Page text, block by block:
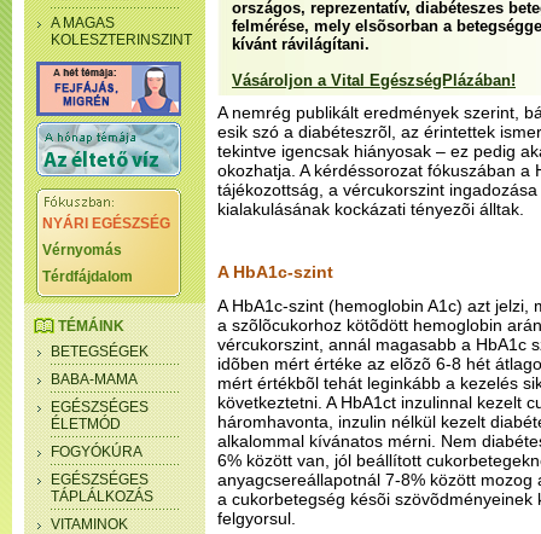
A MAGAS
KOLESZTERINSZINT
NYÁRI EGÉSZSÉG
Vérnyomás
Térdfájdalom
TÉMÁINK
BETEGSÉGEK
BABA-MAMA
EGÉSZSÉGES
ÉLETMÓD
FOGYÓKÚRA
EGÉSZSÉGES
TÁPLÁLKOZÁS
VITAMINOK
országos, reprezentatív, diabéteszes
felmérése, mely elsõsorban a
kívánt rávilágítani.
Vásároljon a Vital EgészségPlázában!
A nemrég publikált eredmények szerint,
esik szó a diabéteszrõl, az érintettek
tekintve igencsak hiányosak – ez pedig
okozhatja. A kérdéssorozat fókuszában a
tájékozottság, a vércukorszint
kialakulásának kockázati tényezõi álltak.
A HbA1c-szint
A HbA1c-szint (hemoglobin A1c) azt jelzi,
a szõlõcukorhoz kötõdött hemoglobin
vércukorszint, annál magasabb a HbA1c
idõben mért értéke az elõzõ 6-8 hét
mért értékbõl tehát leginkább a kezelés
következtetni. A HbA1ct inzulinnal kezelt
háromhavonta, inzulin nélkül kezelt
alkalommal kívánatos mérni. Nem
6% között van, jól beállított
anyagcsereállapotnál 7-8% között mozog
a cukorbetegség késõi szövõdményeinek
felgyorsul.